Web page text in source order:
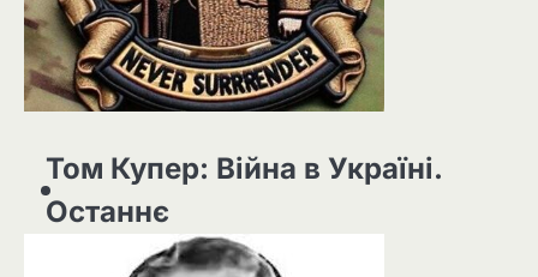
Том Купер: Війна в Україні.
Останнє